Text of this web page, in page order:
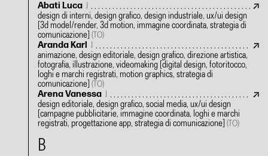
Abati Luca J
design di interni, design grafico, design industriale, ux/ui design
[3d model/render, 3d motion, immagine coordinata, strategia di
comunicazione] (TO)
Aranda Karl J
animazione, design editoriale, design grafico, direzione artistica,
fotografia, illustrazione, videomaking [digital design, fotoritocco,
loghi e marchi registrati, motion graphics, strategia di
comunicazione] (TO)
Arena Vanessa J
design editoriale, design grafico, social media, ux/ui design
[campagne pubblicitarie, immagine coordinata, loghi e marchi
registrati, progettazione app, strategia di comunicazione] (TO)
B